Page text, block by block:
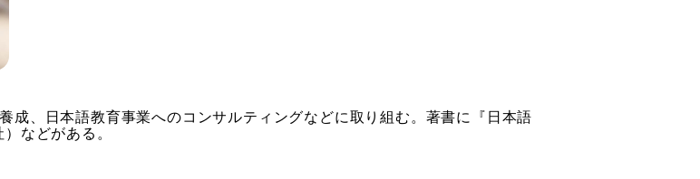
成、日本語教育事業へのコンサルティングなどに取り組む。著書に『日本語
などがある。